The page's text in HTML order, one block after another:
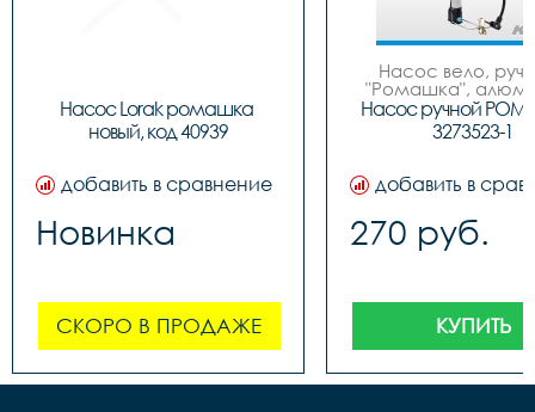
Насос Lorak ромашка
новый, код 40939
добавить в сравнение
Новинка
СКОРО В ПРОДАЖЕ
Насос вело,
"Ромашка",
обратным
штоком, шланг
Насос ручной
3273523-1
добавить в
270 руб.
КУПИТЬ